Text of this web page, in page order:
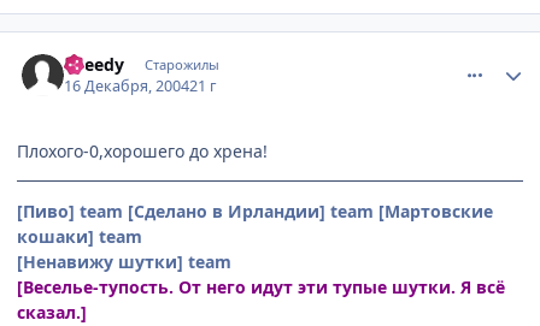
Speedy Старожилы
16 Декабря, 200421 г
Плохого-0,хорошего до хрена!
[Пиво] team [Сделано в Ирландии] team [Мартовские
кошаки] team
[Ненавижу шутки] team
[Веселье-тупость. От него идут эти тупые шутки. Я всё
сказал.]